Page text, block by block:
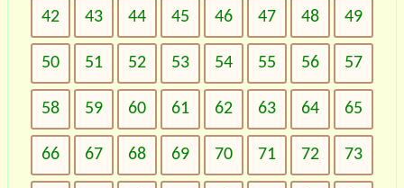
42 43 44 45 46 47 48 49
50 51 52 53 54 55 56 57
58 59 60 61 62 63 64 65
66 67 68 69 70 71 72 73